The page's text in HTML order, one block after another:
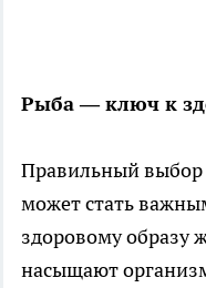
Рыба — ключ к
Правильный
может стать
здоровому образу
насыщают